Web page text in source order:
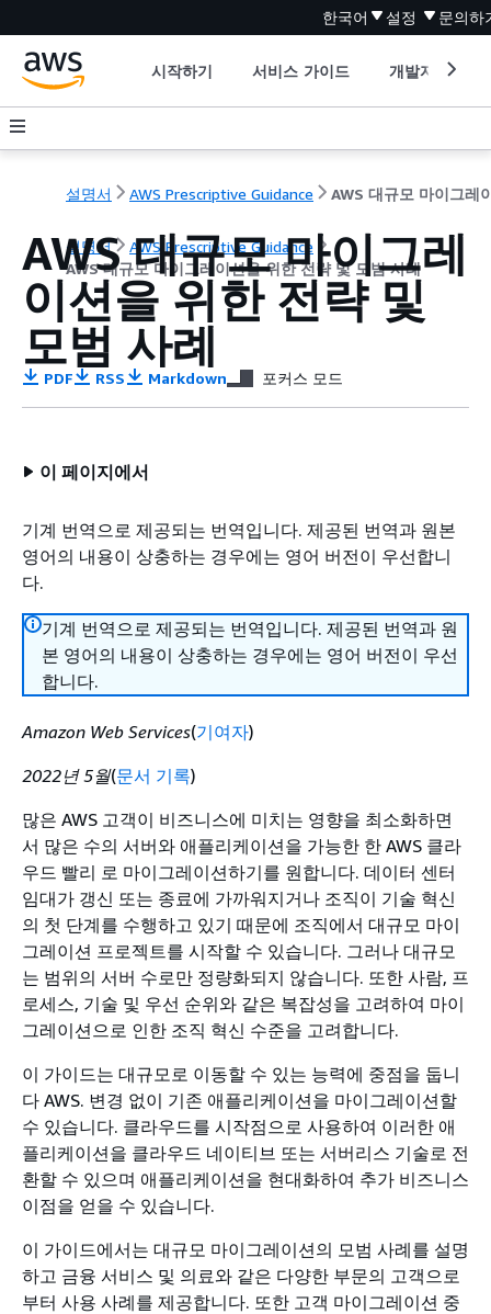
한국어 설정 문의하
시작하기 서비스 가이드 개발자 도구
설명서 AWS Prescriptive Guidance
설명서
AWS Prescriptive Guidance
AWS 대규모 마이그레이션을 위한 전략 및 모범 사례
AWS 대규모 마이그레
이션을 위한 전략 및
모범 사례
PDF RSS Markdown 포커스 모드
이 페이지에서
기계 번역으로 제공되는 번역입니다. 제공된 번역과 원본
영어의 내용이 상충하는 경우에는 영어 버전이 우선합니
다.
기계 번역으로 제공되는 번역입니다. 제공된 번역과 원
본 영어의 내용이 상충하는 경우에는 영어 버전이 우선
합니다.
Amazon Web Services(기여자)
2022년 5월(문서 기록)
많은 AWS 고객이 비즈니스에 미치는 영향을 최소화하면
서 많은 수의 서버와 애플리케이션을 가능한 한 AWS 클라
우드 빨리 로 마이그레이션하기를 원합니다. 데이터 센터
임대가 갱신 또는 종료에 가까워지거나 조직이 기술 혁신
의 첫 단계를 수행하고 있기 때문에 조직에서 대규모 마이
그레이션 프로젝트를 시작할 수 있습니다. 그러나 대규모
는 범위의 서버 수로만 정량화되지 않습니다. 또한 사람, 프
로세스, 기술 및 우선 순위와 같은 복잡성을 고려하여 마이
그레이션으로 인한 조직 혁신 수준을 고려합니다.
이 가이드는 대규모로 이동할 수 있는 능력에 중점을 둡니
다 AWS. 변경 없이 기존 애플리케이션을 마이그레이션할
수 있습니다. 클라우드를 시작점으로 사용하여 이러한 애
플리케이션을 클라우드 네이티브 또는 서버리스 기술로 전
환할 수 있으며 애플리케이션을 현대화하여 추가 비즈니스
이점을 얻을 수 있습니다.
이 가이드에서는 대규모 마이그레이션의 모범 사례를 설명
하고 금융 서비스 및 의료와 같은 다양한 부문의 고객으로
부터 사용 사례를 제공합니다. 또한 고객 마이그레이션 중